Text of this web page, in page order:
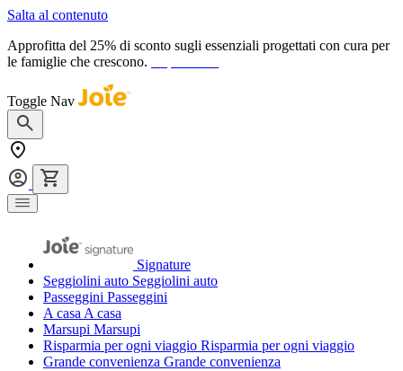
Salta al contenuto
Approfitta del 25% di sconto sugli essenziali progettati con cura per
le famiglie che crescono.
Toggle Nav
Signature
Seggiolini auto Seggiolini auto
Passeggini Passeggini
A casa A casa
Marsupi Marsupi
Risparmia per ogni viaggio Risparmia per ogni viaggio
Grande convenienza Grande convenienza